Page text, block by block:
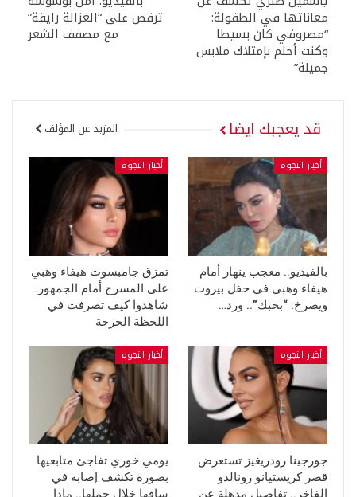
معاناتها في الطفولة:
“مصروفي كان بسيطا
وكنت أحلم بإمتلاك ملابس
جميلة”
ترقص على “الغزالة رايقة”
مع مصفف الشعر
قد يعجبك ايضا المزيد عن المؤلف
أخبار النجوم
بالفيديو.. معجب ينهار أمام
هيفاء وهبي في حفل بيروت
ويصرخ: “بحبك”.. ورد…
أخبار النجوم
تمزق جامبسوت هيفاء وهبي
على المسرح أمام الجمهور..
شاهدوا كيف تصرفت في
اللحظة الحرجة
أخبار النجوم
جورجينا رودريغيز تستعرض
قصر كريستيانو رونالدو
الفاخر.. تفاصيل مذهلة عن
أخبار النجوم
يومي خوري تفاجئ متابعيها
بصورة تكشف إصابة في
ساقها خلال حملها.. ماذا